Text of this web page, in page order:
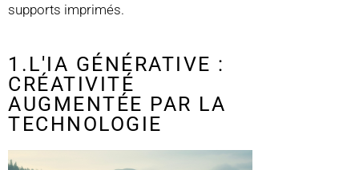
supports imprimés.
1.L'IA GÉNÉRATIVE :
CRÉATIVITÉ
AUGMENTÉE PAR LA
TECHNOLOGIE